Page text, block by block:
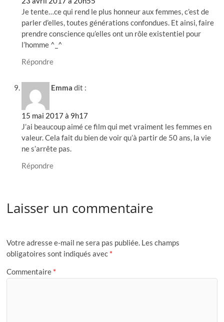
Je tente…ce qui rend le plus honneur aux femmes, c’est de
parler d’elles, toutes générations confondues. Et ainsi, faire
prendre conscience qu’elles ont un rôle existentiel pour
l’homme ^_^
Répondre
Emma dit :
15 mai 2017 à 9h17
J’ai beaucoup aimé ce film qui met vraiment les femmes en
valeur. Cela fait du bien de voir qu’à partir de 50 ans, la vie
ne s’arrête pas.
Répondre
Laisser un commentaire
Votre adresse e-mail ne sera pas publiée. Les champs
obligatoires sont indiqués avec *
Commentaire *